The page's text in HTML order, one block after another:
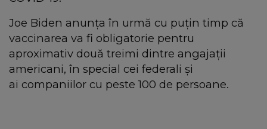
Joe Biden anunța în urmă cu puțin timp că
vaccinarea va fi obligatorie pentru
aproximativ două treimi dintre angajaţii
americani, în special cei federali şi
ai companiilor cu peste 100 de persoane.